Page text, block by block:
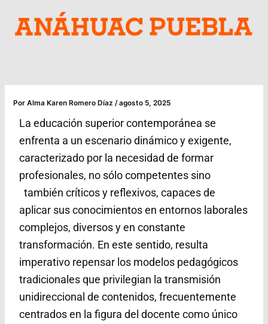
contenido
PorAlma Karen Romero Díaz /agosto 5, 2025
La educación superior contemporánea se
enfrenta a un escenario dinámico y exigente,
caracterizado por la necesidad de formar
profesionales, no sólo competentes sino
también críticos y reflexivos, capaces de
aplicar sus conocimientos en entornos laborales
complejos, diversos y en constante
transformación. En este sentido, resulta
imperativo repensar los modelos pedagógicos
tradicionales que privilegian la transmisión
unidireccional de contenidos, frecuentemente
centrados en la figura del docente como único